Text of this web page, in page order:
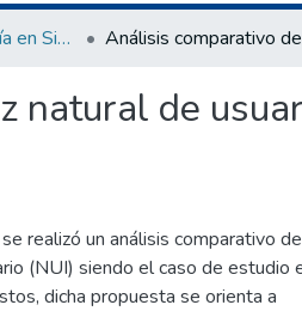
Titulación - Ingeniería en Sistemas de Información
natural de
realizó un análisis comparativo de
(NUI) siendo el caso de estudio
dicha propuesta se orienta a